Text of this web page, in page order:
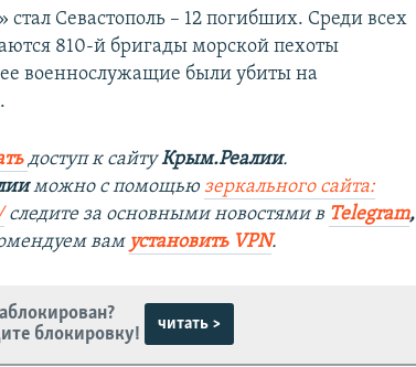
Севастополь – 12 погибших. Среди всех
810-й бригады морской пехоты
военнослужащие были убиты на
доступ к сайтуКрым.Реалии.
можно с помощьюзеркального сайта:
следите за основными новостями в Telegram,
вам установить VPN.
блокировку!
читать >